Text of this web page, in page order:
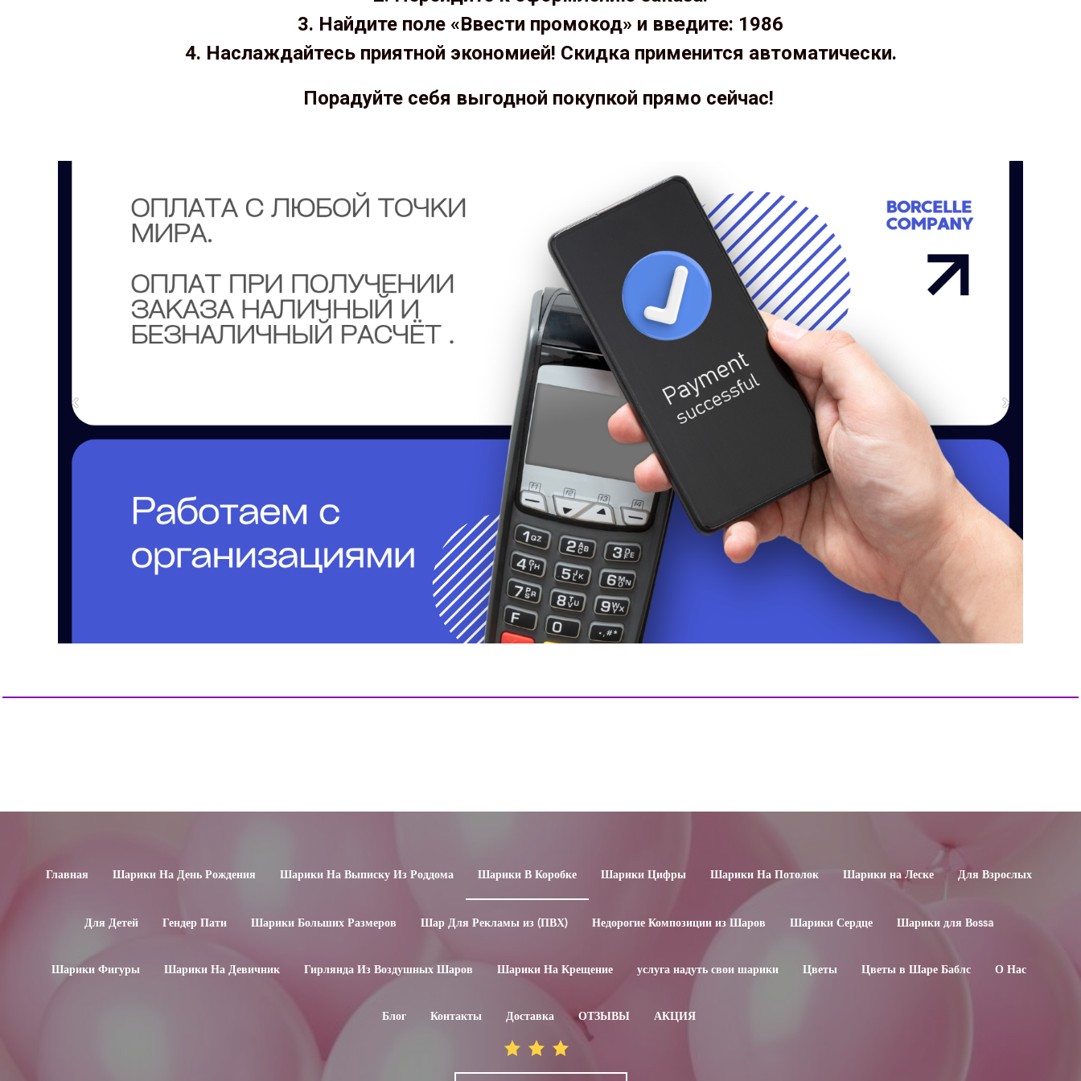
3. Найдите поле «Ввести промокод» и введите: 1986
4. Наслаждайтесь приятной экономией! Скидка применится автоматически.
Порадуйте себя выгодной покупкой прямо сейчас!
Главная Шарики На День Рождения Шарики На Выписку Из Роддома Шарики В Коробке Шарики Цифры Шарики На Потолок Шарики на Леске Для Взрослых
Для Детей Гендер Пати Шарики Больших Размеров Шар Для Рекламы из (ПВХ) Недорогие Композиции из Шаров Шарики Сердце Шарики для Воssa
Шарики Фигуры Шарики На Девичник Гирлянда Из Воздушных Шаров Шарики На Крещение услуга надуть свои шарики Цветы Цветы в Шаре Баблс О Нас
Блог Контакты Доставка ОТЗЫВЫ АКЦИЯ